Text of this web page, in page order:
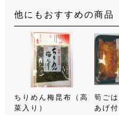
他にもおすすめの商品
ちりめん梅昆布（高
菜入り）
筍ご
あげ付